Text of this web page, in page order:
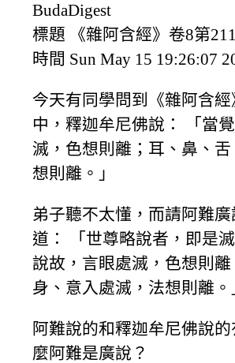
BudaDigest
標題 《雜阿含經》卷8第
時間 Sun May 15 19:26:07
今天有同學問到《雜阿含經
中，釋迦牟尼佛說： 「當
滅，色想則離；耳、鼻、
想則離。」
弟子聽不太懂，而請阿難
道： 「世尊略說者，即是
說故，言眼處滅，色想則離
身、意入處滅，法想則離。
阿難說的和釋迦牟尼佛說
麼阿難是廣說？